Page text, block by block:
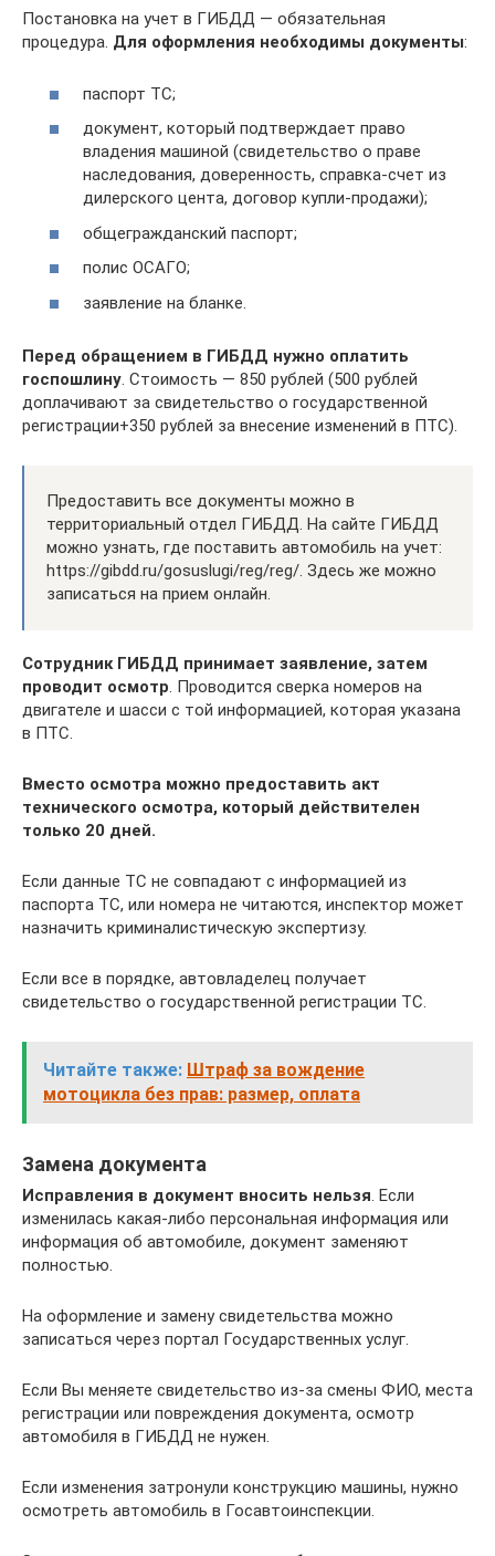
Постановка на учет в ГИБДД — обязательная
процедура. Для оформления необходимы документы:
паспорт ТС;
документ, который подтверждает право
владения машиной (свидетельство о праве
наследования, доверенность, справка-счет из
дилерского цента, договор купли-продажи);
общегражданский паспорт;
полис ОСАГО;
заявление на бланке.
Перед обращением в ГИБДД нужно оплатить
госпошлину . Стоимость — 850 рублей (500 рублей
доплачивают за свидетельство о государственной
регистрации+350 рублей за внесение изменений в ПТС).
Предоставить все документы можно в
территориальный отдел ГИБДД. На сайте ГИБДД
можно узнать, где поставить автомобиль на учет:
https://gibdd.ru/gosuslugi/reg/reg/. Здесь же можно
записаться на прием онлайн.
Сотрудник ГИБДД принимает заявление, затем
проводит осмотр . Проводится сверка номеров на
двигателе и шасси с той информацией, которая указана
в ПТС.
Вместо осмотра можно предоставить акт
технического осмотра, который действителен
только 20 дней.
Если данные ТС не совпадают с информацией из
паспорта ТС, или номера не читаются, инспектор может
назначить криминалистическую экспертизу.
Если все в порядке, автовладелец получает
свидетельство о государственной регистрации ТС.
Читайте также: Штраф за вождение
мотоцикла без прав: размер, оплата
Замена документа
Исправления в документ вносить нельзя . Если
изменилась какая-либо персональная информация или
информация об автомобиле, документ заменяют
полностью.
На оформление и замену свидетельства можно
записаться через портал Государственных услуг.
Если Вы меняете свидетельство из-за смены ФИО, места
регистрации или повреждения документа, осмотр
автомобиля в ГИБДД не нужен.
Если изменения затронули конструкцию машины, нужно
осмотреть автомобиль в Госавтоинспекции.